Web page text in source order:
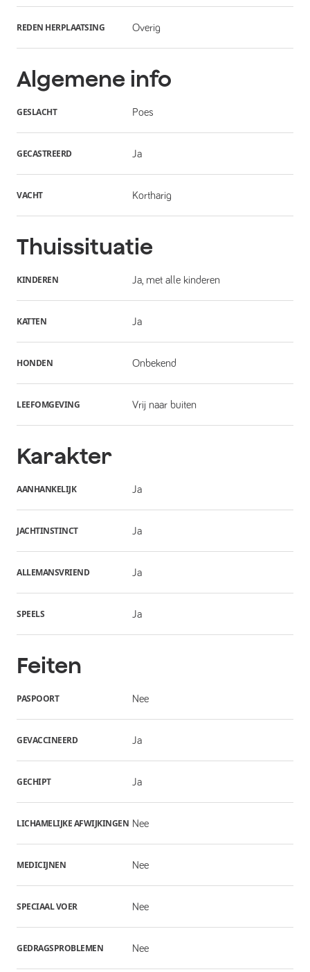
REDEN HERPLAATSING Overig
Algemene info
GESLACHT Poes
GECASTREERD Ja
VACHT Kortharig
Thuissituatie
KINDEREN Ja, met alle kinderen
KATTEN Ja
HONDEN Onbekend
LEEFOMGEVING Vrij naar buiten
Karakter
AANHANKELIJK Ja
JACHTINSTINCT Ja
ALLEMANSVRIEND Ja
SPEELS Ja
Feiten
PASPOORT Nee
GEVACCINEERD Ja
GECHIPT Ja
LICHAMELIJKE AFWIJKINGEN Nee
MEDICIJNEN Nee
SPECIAAL VOER Nee
GEDRAGSPROBLEMEN Nee